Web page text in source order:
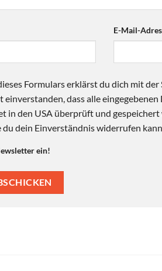
E-Mail-
Formulars erklärst du dich mit
dass alle
in den USA überprüft und
du dein Einverständnis widerrufen
ein!